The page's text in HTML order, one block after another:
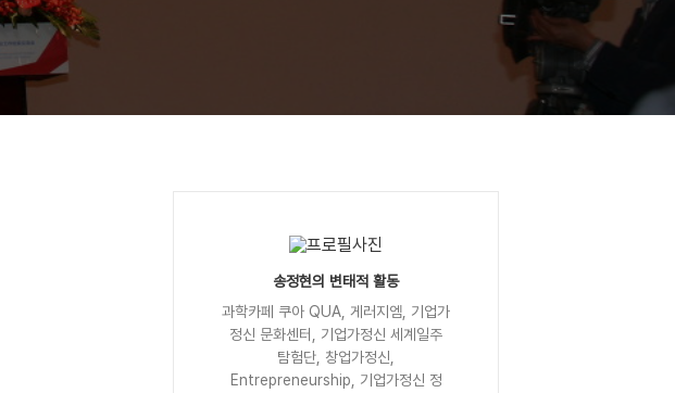
송정현의 변태적 활동
과학카페 쿠아 QUA, 게러지엠, 기업가
정신 문화센터, 기업가정신 세계일주
탐험단, 창업가정신,
Entrepreneurship, 기업가정신 정